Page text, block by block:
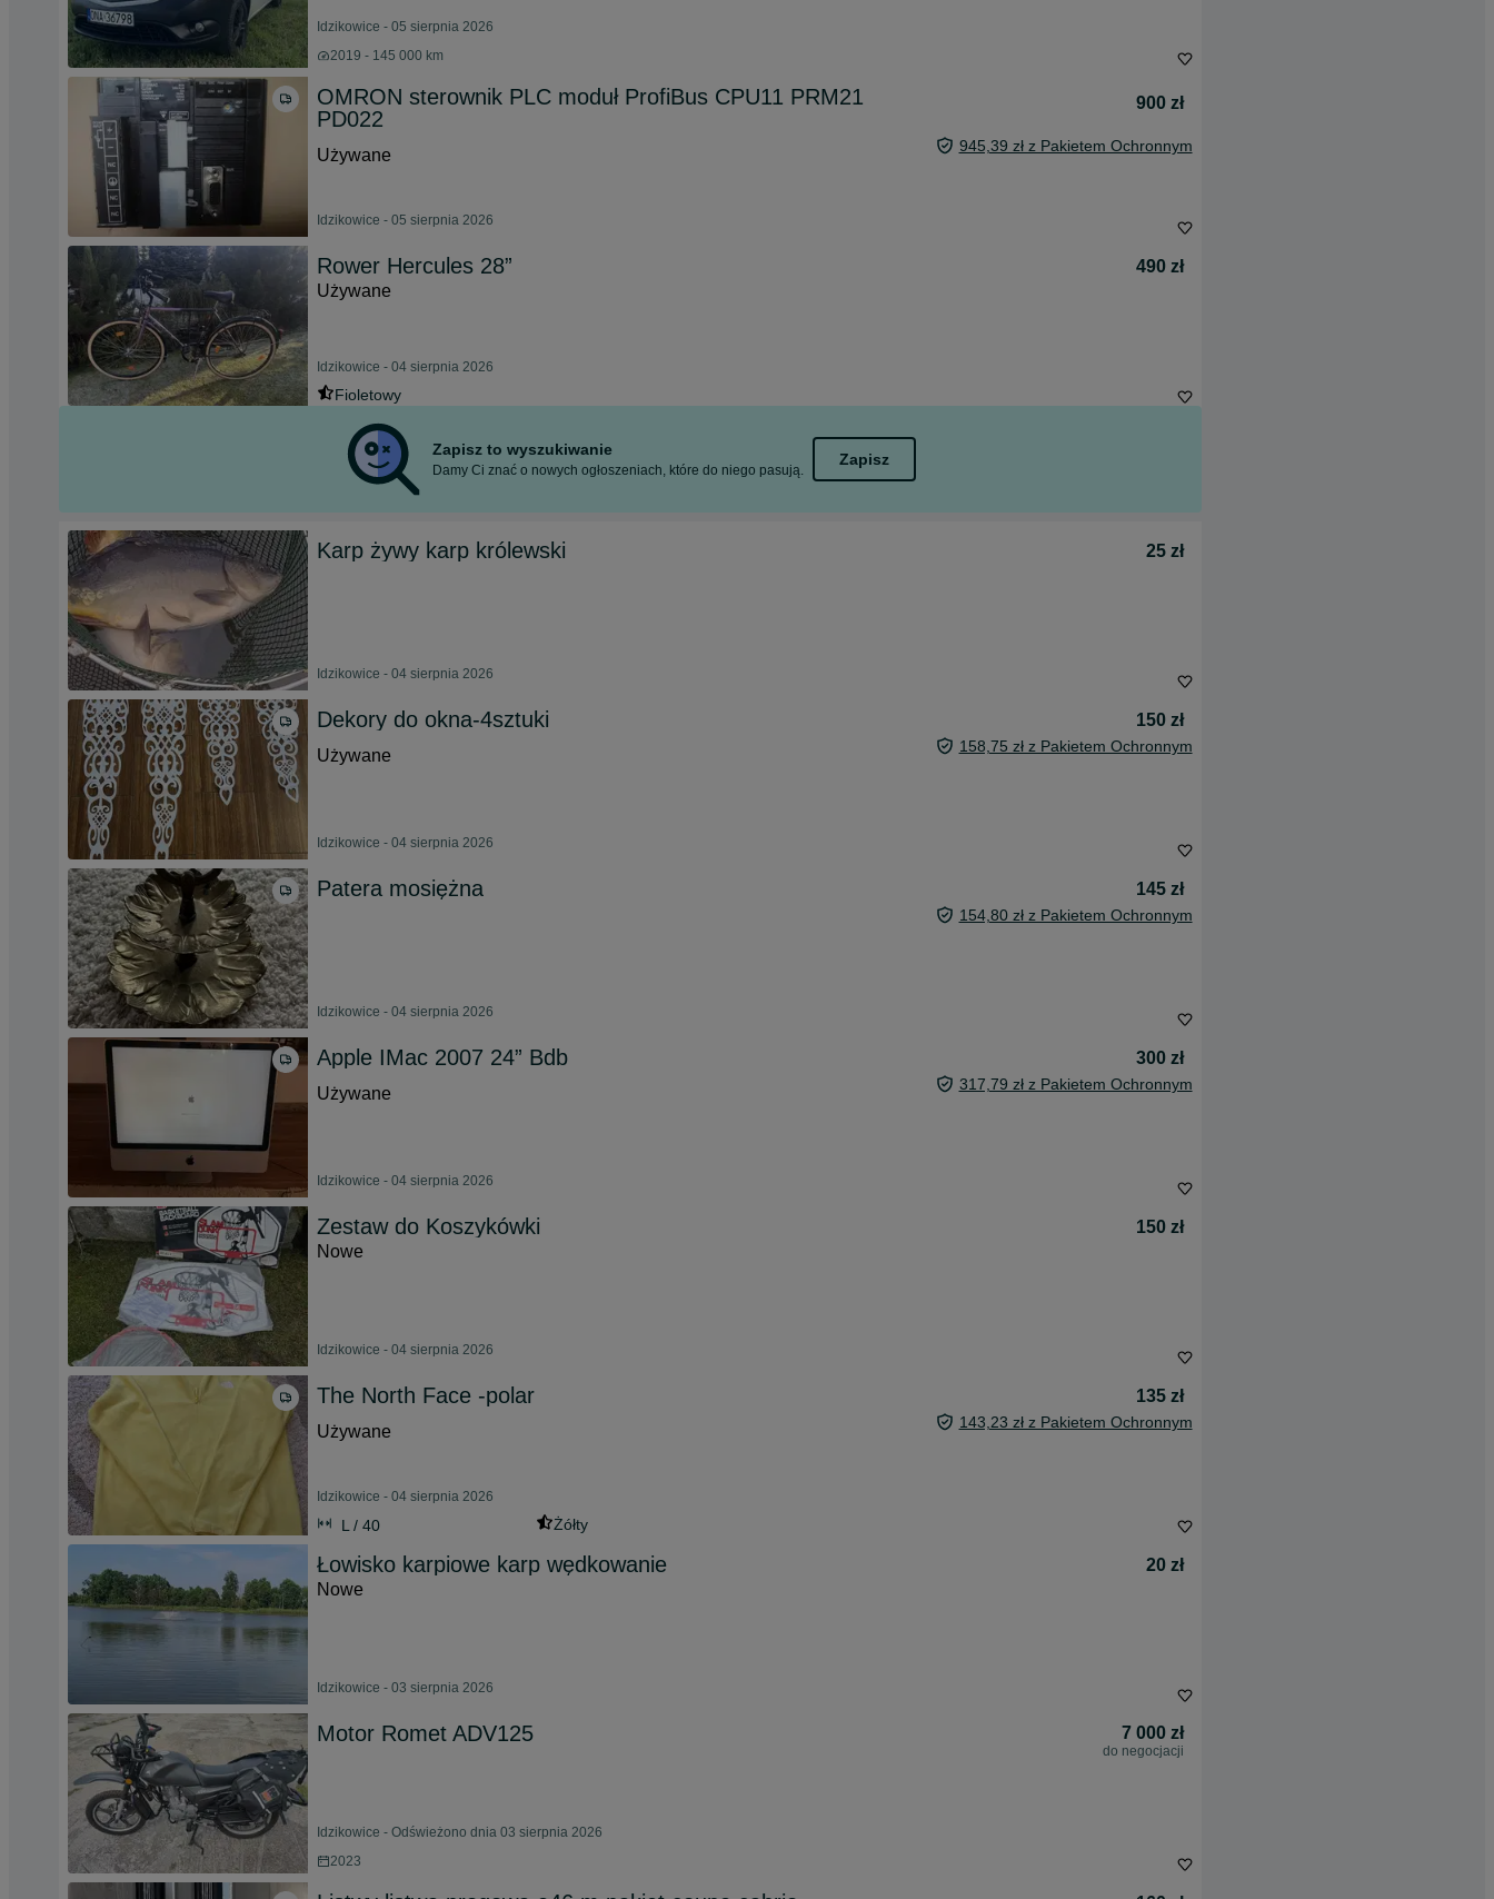
Idzikowice - 05 sierpnia 2026
2019 - 145 000 km
OMRON sterownik PLC moduł ProfiBus CPU11 PRM21
PD022
900 zł
Używane 945,39 zł z Pakietem Ochronnym
Idzikowice - 05 sierpnia 2026
Rower Hercules 28”
490 zł
Używane
Idzikowice - 04 sierpnia 2026
Fioletowy
Zapisz to wyszukiwanie
Damy Ci znać o nowych ogłoszeniach, które do niego pasują.
Zapisz
Karp żywy karp królewski 25 zł
Idzikowice - 04 sierpnia 2026
Dekory do okna-4sztuki
150 zł
Używane
158,75 zł z Pakietem Ochronnym
Idzikowice - 04 sierpnia 2026
Patera mosiężna 145 zł
154,80 zł z Pakietem Ochronnym
Idzikowice - 04 sierpnia 2026
Apple IMac 2007 24” Bdb
300 zł
Używane
317,79 zł z Pakietem Ochronnym
Idzikowice - 04 sierpnia 2026
Zestaw do Koszykówki
150 zł
Nowe
Idzikowice - 04 sierpnia 2026
The North Face -polar
135 zł
Używane
143,23 zł z Pakietem Ochronnym
Idzikowice - 04 sierpnia 2026
L / 40 Żółty
Łowisko karpiowe karp wędkowanie
20 zł
Nowe
Idzikowice - 03 sierpnia 2026
Motor Romet ADV125 7 000 zł
do negocjacji
Idzikowice - Odświeżono dnia 03 sierpnia 2026
2023